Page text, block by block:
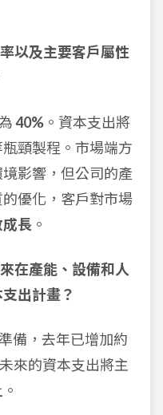
以及主要客戶屬性
40% 。資本支出將
頸製程。市場端方
影響，但公司的產
優化，客戶對市場
長 。
在產能、設備和人
出計畫？
備，去年已增加約
來的資本支出將主